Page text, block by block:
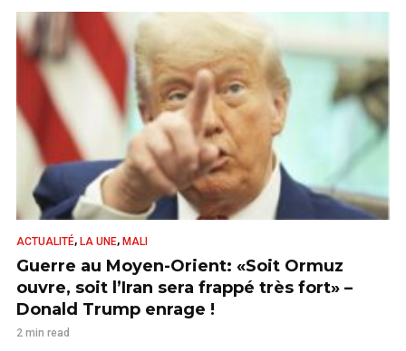
ACTUALITÉ, LA UNE, MALI
Guerre au Moyen-Orient: «Soit Ormuz
ouvre, soit l’Iran sera frappé très fort» –
Donald Trump enrage !
2 min read